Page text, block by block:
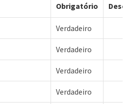
Obrigatório
Verdadeiro
Verdadeiro
Verdadeiro
Verdadeiro